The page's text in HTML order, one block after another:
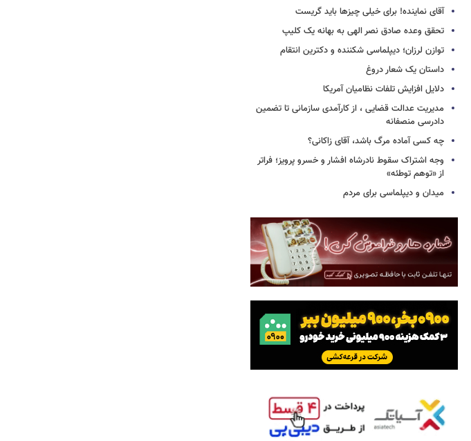
آقای نماینده! برای خیلی چیزها باید گریست
تحقق وعده صادق نصر الهی به بهانه یک کلیپ
توازن لرزان؛ دیپلماسی شکننده و دکترین انتقام
داستان یک شعار دروغ
دلایل افزایش تلفات نظامیان آمریکا
مدیریت عدالت قضایی ، از کارآمدی سازمانی تا تضمین
دادرسی منصفانه
چه کسی آماده مرگ باشد، آقای زاکانی؟
وجه اشتراک سقوط نادرشاه افشار و خسرو پرویز؛ فراتر
از «توهم توطئه»
میدان و دیپلماسی برای مردم